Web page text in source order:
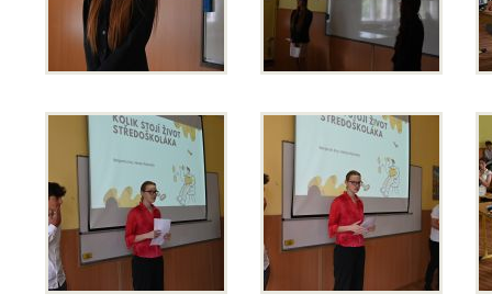
1. ročník 2026/2027
Maturitní zkoušky
Zájmové aktivity